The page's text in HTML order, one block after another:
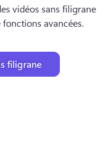
vidéos sans filigrane
avancées.
filigrane